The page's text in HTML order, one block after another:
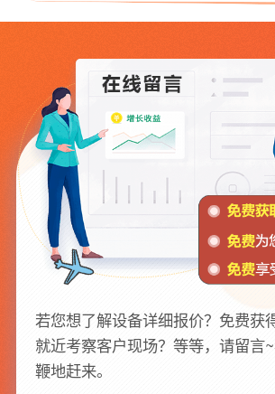
若您想了解设备详细报价？免费获
就近考察客户现场？等等，请留言
鞭地赶来。